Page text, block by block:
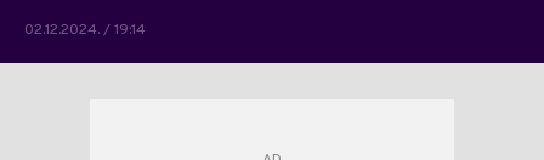
02.12.2024. / 19:14